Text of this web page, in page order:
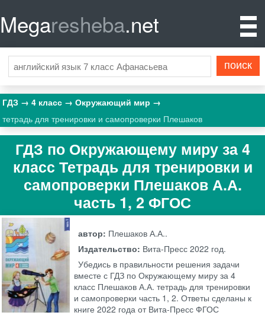
Megaresheba.net
ГДЗ 4 класс
Окружающий мир
тетрадь для тренировки и самопроверки Плешаков
ГДЗ по Окружающему миру за 4
класс Тетрадь для тренировки и
самопроверки Плешаков А.А.
часть 1, 2 ФГОС
автор: Плешаков А.А..
Издательство: Вита-Пресс 2022 год.
Убедись в правильности решения задачи
вместе с ГДЗ по Окружающему миру за 4
класс Плешаков А.А. тетрадь для тренировки
и самопроверки часть 1, 2. Ответы сделаны к
книге 2022 года от Вита-Пресс ФГОС